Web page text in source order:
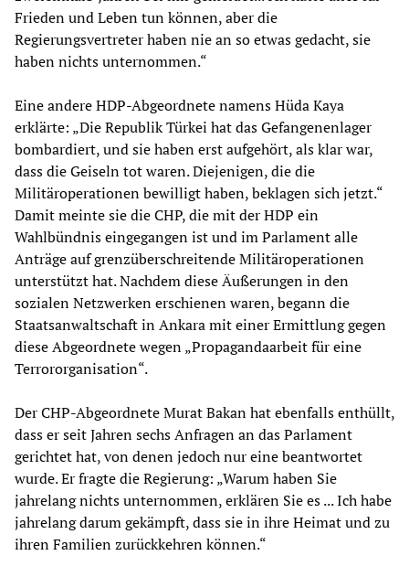
Frieden und Leben tun können, aber die
Regierungsvertreter haben nie an so etwas gedacht, sie
haben nichts unternommen.“
Eine andere HDP-Abgeordnete namens Hüda Kaya
erklärte: „Die Republik Türkei hat das Gefangenenlager
bombardiert, und sie haben erst aufgehört, als klar war,
dass die Geiseln tot waren. Diejenigen, die die
Militäroperationen bewilligt haben, beklagen sich jetzt.“
Damit meinte sie die CHP, die mit der HDP ein
Wahlbündnis eingegangen ist und im Parlament alle
Anträge auf grenzüberschreitende Militäroperationen
unterstützt hat. Nachdem diese Äußerungen in den
sozialen Netzwerken erschienen waren, begann die
Staatsanwaltschaft in Ankara mit einer Ermittlung gegen
diese Abgeordnete wegen „Propagandaarbeit für eine
Terrororganisation“.
Der CHP-Abgeordnete Murat Bakan hat ebenfalls enthüllt,
dass er seit Jahren sechs Anfragen an das Parlament
gerichtet hat, von denen jedoch nur eine beantwortet
wurde. Er fragte die Regierung: „Warum haben Sie
jahrelang nichts unternommen, erklären Sie es ... Ich habe
jahrelang darum gekämpft, dass sie in ihre Heimat und zu
ihren Familien zurückkehren können.“